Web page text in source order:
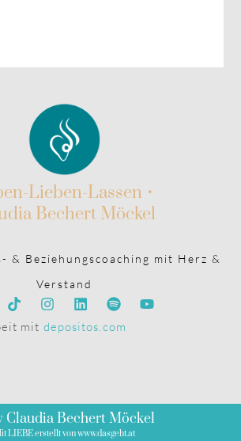
Lieben-Lassen •
Bechert Möckel
& Beziehungscoaching mit Herz &
Verstand
mit depositos.com
Claudia Bechert Möckel
LIEBE erstellt von www.dasgeht.at